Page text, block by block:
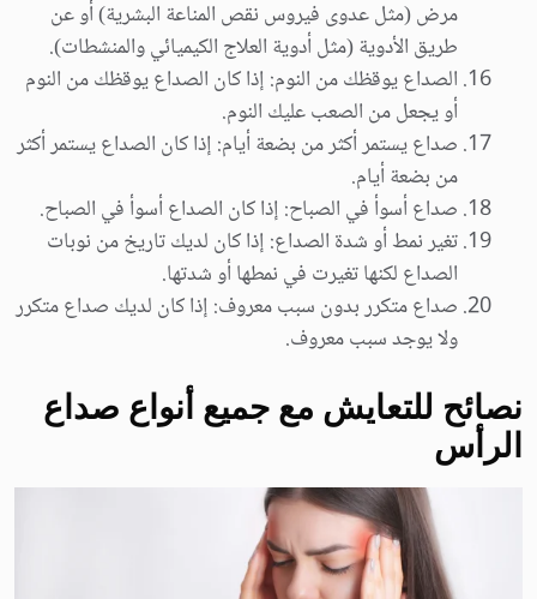
مرض (مثل عدوى فيروس نقص المناعة البشرية) أو عن
طريق الأدوية (مثل أدوية العلاج الكيميائي والمنشطات).
الصداع يوقظك من النوم: إذا كان الصداع يوقظك من النوم
أو يجعل من الصعب عليك النوم.
صداع يستمر أكثر من بضعة أيام: إذا كان الصداع يستمر أكثر
من بضعة أيام.
صداع أسوأ في الصباح: إذا كان الصداع أسوأ في الصباح.
تغير نمط أو شدة الصداع: إذا كان لديك تاريخ من نوبات
الصداع لكنها تغيرت في نمطها أو شدتها.
صداع متكرر بدون سبب معروف: إذا كان لديك صداع متكرر
ولا يوجد سبب معروف.
نصائح للتعايش مع جميع أنواع صداع
الرأس